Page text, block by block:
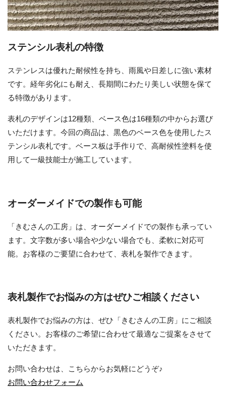
ステンシル表札の特徴
ステンレスは優れた耐候性を持ち、雨風や日差しに強い素材
です。経年劣化にも耐え、長期間にわたり美しい状態を保て
る特徴があります。
表札のデザインは12種類、ベース色は16種類の中からお選び
いただけます。今回の商品は、黒色のベース色を使用したス
テンシル表札です。ベース板は手作りで、高耐候性塗料を使
用して一級技能士が施工しています。
オーダーメイドでの製作も可能
「きむさんの工房」は、オーダーメイドでの製作も承ってい
ます。文字数が多い場合や少ない場合でも、柔軟に対応可
能。お客様のご要望に合わせて、表札を製作できます。
表札製作でお悩みの方はぜひご相談ください
表札製作でお悩みの方は、ぜひ「きむさんの工房」にご相談
ください。お客様のご希望に合わせて最適なご提案をさせて
いただきます。
お問い合わせは、こちらからお気軽にどうぞ♪
お問い合わせフォーム